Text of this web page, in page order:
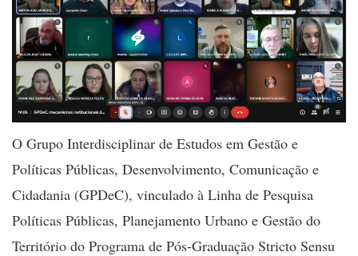
O Grupo Interdisciplinar de Estudos em Gestão e
Políticas Públicas, Desenvolvimento, Comunicação e
Cidadania (GPDeC), vinculado à Linha de Pesquisa
Políticas Públicas, Planejamento Urbano e Gestão do
Território do Programa de Pós-Graduação Stricto Sensu